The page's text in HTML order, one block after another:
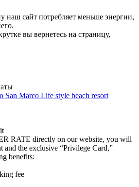
наш сайт потребляет меньше энергии,
вы вернетесь на страницу,
San Marco Life style beach resort
RATE directly on our website, you will
and the exclusive “Privilege Card,”
benefits:
fee